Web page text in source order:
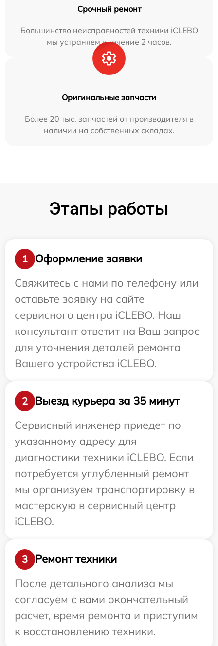
Срочный ремонт
Большинство неисправностей техники iCLEBO
мы устраняем в течение 2 часов.
Оригинальные запчасти
Более 20 тыс. запчастей от производителя в
наличии на собственных складах.
Этапы работы
1
Оформление заявки
Свяжитесь с нами по телефону или
оставьте заявку на сайте
сервисного центра iCLEBO. Наш
консультант ответит на Ваш запрос
для уточнения деталей ремонта
Вашего устройства iCLEBO.
2
Выезд курьера за 35 минут
Сервисный инженер приедет по
указанному адресу для
диагностики техники iCLEBO. Если
потребуется углубленный ремонт
мы организуем транспортировку в
мастерскую в сервисный центр
iCLEBO.
3
Ремонт техники
После детального анализа мы
согласуем с вами окончательный
расчет, время ремонта и приступим
к восстановлению техники.